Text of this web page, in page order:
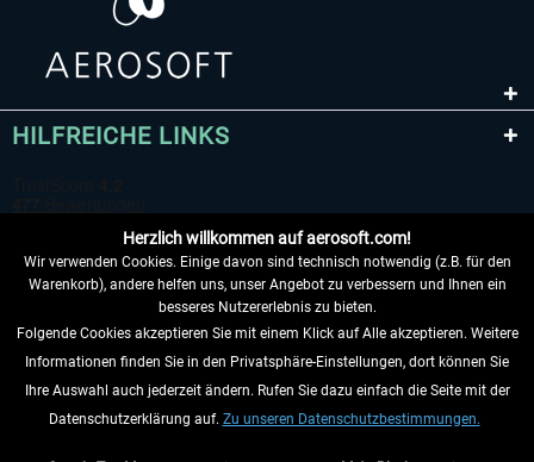
HILFREICHE LINKS
VERTRAG WIDERRUFEN
INFORMATIONEN
Herzlich willkommen auf aerosoft.com!
Wir verwenden Cookies. Einige davon sind technisch notwendig (z.B. für den
Warenkorb), andere helfen uns, unser Angebot zu verbessern und Ihnen ein
besseres Nutzererlebnis zu bieten.
Folgende Cookies akzeptieren Sie mit einem Klick auf Alle akzeptieren. Weitere
Informationen finden Sie in den Privatsphäre-Einstellungen, dort können Sie
Ihre Auswahl auch jederzeit ändern. Rufen Sie dazu einfach die Seite mit der
Datenschutzerklärung auf. Zu unseren Datenschutzbestimmungen.